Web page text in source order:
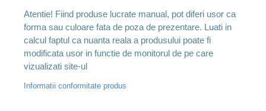
Atentie! Fiind produse lucrate manual, pot diferi usor ca
forma sau culoare fata de poza de prezentare. Luati in
calcul faptul ca nuanta reala a produsului poate fi
modificata usor in functie de monitorul de pe care
vizualizati site-ul
Informatii conformitate produs